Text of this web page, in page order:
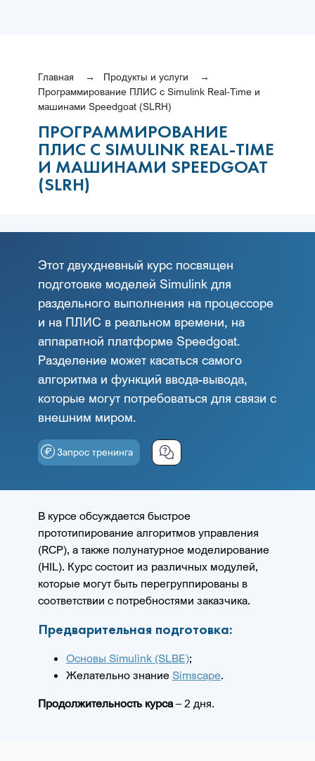
Главная
Продукты и услуги
Программирование ПЛИС с Simulink Real-Time и
машинами Speedgoat (SLRH)
ПРОГРАММИРОВАНИЕ
ПЛИС С SIMULINK REAL-TIME
И МАШИНАМИ SPEEDGOAT
(SLRH)
Этот двухдневный курс посвящен
подготовке моделей Simulink для
раздельного выполнения на процессоре
и на ПЛИС в реальном времени, на
аппаратной платформе Speedgoat.
Разделение может касаться самого
алгоритма и функций ввода-вывода,
которые могут потребоваться для связи с
внешним миром.
Запрос тренинга
В курсе обсуждается быстрое
прототипирование алгоритмов управления
(RCP), а также полунатурное моделирование
(HIL). Курс состоит из различных модулей,
которые могут быть перегруппированы в
соответствии с потребностями заказчика.
Предварительная подготовка:
Основы Simulink (SLBE);
Желательно знание Simscape.
Продолжительность курса– 2 дня.